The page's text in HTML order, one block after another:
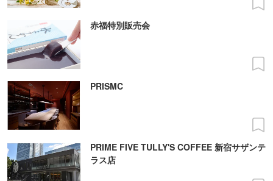
赤福特別販売会
PRISMC
PRIME FIVE TULLY'S COFFEE 新宿サザンテ
ラス店